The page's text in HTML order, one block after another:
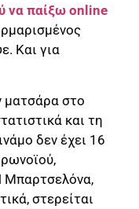
να παίξω online
Και για
ματσάρα στο
και τη
δεν έχει 16
Μπαρτσελόνα,
στερείται